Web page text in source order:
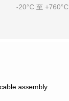
-20°C 至 +760°C
assembly